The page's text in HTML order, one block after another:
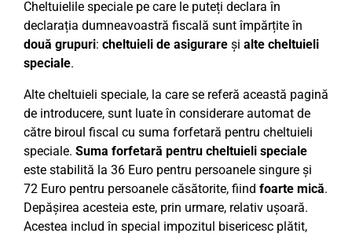
Cheltuielile speciale pe care le puteți declara în
declarația dumneavoastră fiscală sunt împărțite în
două grupuri: cheltuieli de asigurare și alte cheltuieli
speciale.
Alte cheltuieli speciale, la care se referă această pagină
de introducere, sunt luate în considerare automat de
către biroul fiscal cu suma forfetară pentru cheltuieli
speciale. Suma forfetară pentru cheltuieli speciale
este stabilită la 36 Euro pentru persoanele singure și
72 Euro pentru persoanele căsătorite, fiind foarte mică.
Depășirea acesteia este, prin urmare, relativ ușoară.
Acestea includ în special impozitul bisericesc plătit,